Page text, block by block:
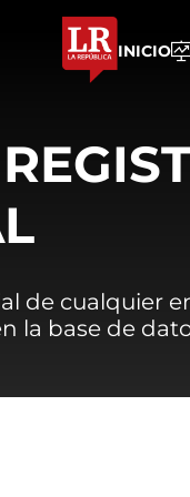
INICIO
de cualquier
la base de